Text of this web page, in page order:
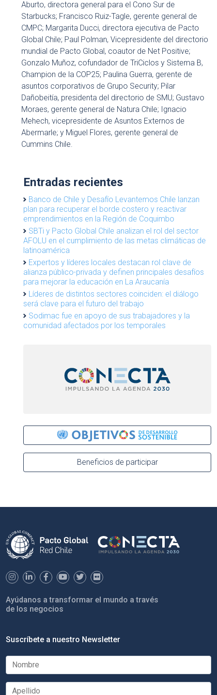
Aburto, directora general para el Cono Sur de
Starbucks; Francisco Ruiz-Tagle, gerente general de
CMPC; Margarita Ducci, directora ejecutiva de Pacto
Global Chile; Paul Polman, Vicepresidente del directorio
mundial de Pacto Global, coautor de Net Positive;
Gonzalo Muñoz, cofundador de TriCiclos y Sistema B,
Champion de la COP25; Paulina Guerra, gerente de
asuntos corporativos de Grupo Security; Pilar
Dañobeitía, presidenta del directorio de SMU; Gustavo
Moraes, gerente general de Natura Chile; Ignacio
Mehech, vicepresidente de Asuntos Externos de
Abermarle; y Miguel Flores, gerente general de
Cummins Chile.
Entradas recientes
Banco de Chile y Desafío Levantemos Chile lanzan
plan para recuperar el borde costero y reactivar
emprendimientos en la Región de Coquimbo
SBTi y Pacto Global Chile analizan el rol del sector
AFOLU en el cumplimiento de las metas climáticas de
latinoamérica
Expertos y líderes locales destacan rol clave de
alianza público-privada y definen principales desafíos
para mejorar la educación en La Araucanía
Líderes de distintos sectores coinciden: el diálogo
será clave para el futuro del trabajo
Sodimac fue en apoyo de sus trabajadores y la
comunidad afectados por los temporales
Beneficios de participar
Ayúdanos a transformar el mundo a través
de los negocios
Suscríbete a nuestro Newsletter